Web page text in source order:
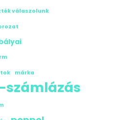
válaszolunk
márka
számlázás